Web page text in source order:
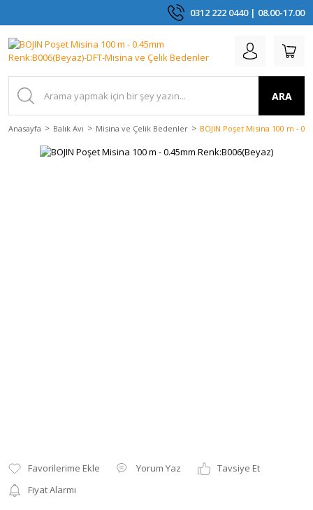
0312 222 0440 | 08.00-17.00
ARA
Anasayfa Balık Avı Misina ve Çelik Bedenler BOJIN Poşet Misina 100 m -
Yorum Yaz
Tavsiye Et
Fiyat Alarmı